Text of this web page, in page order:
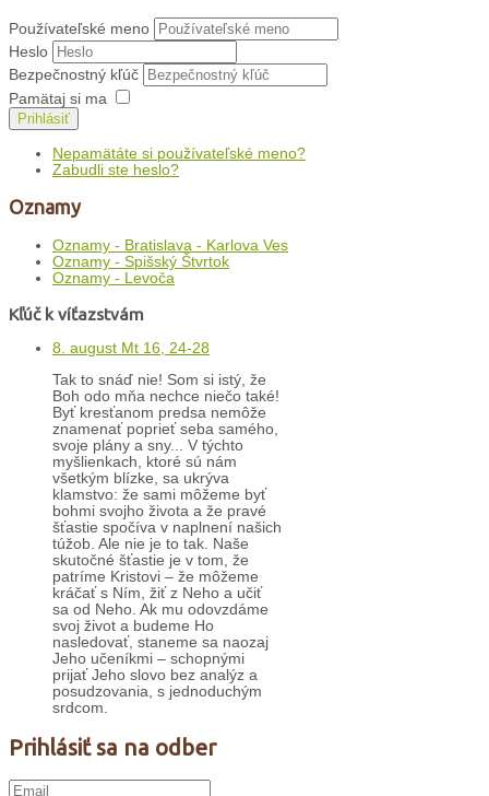
Používateľské meno
Heslo
Bezpečnostný kľúč
Pamätaj si ma
Prihlásiť
Nepamätáte si používateľské meno?
Zabudli ste heslo?
Oznamy
Oznamy - Bratislava - Karlova Ves
Oznamy - Spišský Štvrtok
Oznamy - Levoča
Kľúč k víťazstvám
8. august Mt 16, 24-28
Tak to snáď nie! Som si istý, že
Boh odo mňa nechce niečo také!
Byť kresťanom predsa nemôže
znamenať poprieť seba samého,
svoje plány a sny... V týchto
myšlienkach, ktoré sú nám
všetkým blízke, sa ukrýva
klamstvo: že sami môžeme byť
bohmi svojho života a že pravé
šťastie spočíva v naplnení našich
túžob. Ale nie je to tak. Naše
skutočné šťastie je v tom, že
patríme Kristovi – že môžeme
kráčať s Ním, žiť z Neho a učiť
sa od Neho. Ak mu odovzdáme
svoj život a budeme Ho
nasledovať, staneme sa naozaj
Jeho učeníkmi – schopnými
prijať Jeho slovo bez analýz a
posudzovania, s jednoduchým
srdcom.
Prihlásiť sa na odber